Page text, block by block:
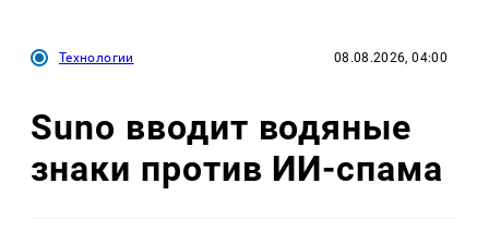
Технологии 08.08.2026, 04:00
Suno вводит водяные
знаки против ИИ-спама